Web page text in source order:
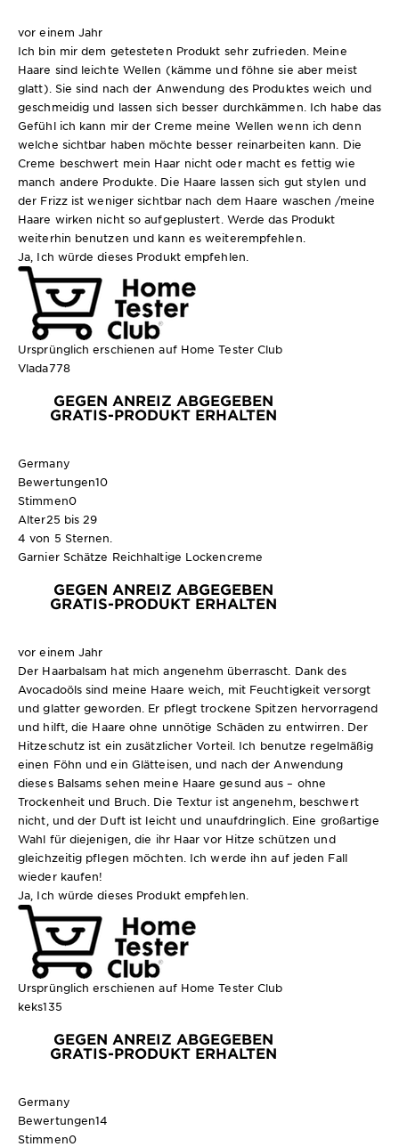
vor einem Jahr
Ich bin mir dem getesteten Produkt sehr zufrieden. Meine
Haare sind leichte Wellen (kämme und föhne sie aber meist
glatt). Sie sind nach der Anwendung des Produktes weich und
geschmeidig und lassen sich besser durchkämmen. Ich habe das
Gefühl ich kann mir der Creme meine Wellen wenn ich denn
welche sichtbar haben möchte besser reinarbeiten kann. Die
Creme beschwert mein Haar nicht oder macht es fettig wie
manch andere Produkte. Die Haare lassen sich gut stylen und
der Frizz ist weniger sichtbar nach dem Haare waschen /meine
Haare wirken nicht so aufgeplustert. Werde das Produkt
weiterhin benutzen und kann es weiterempfehlen.
Ja, Ich würde dieses Produkt empfehlen.
Ursprünglich erschienen auf Home Tester Club
Vlada778
GEGEN ANREIZ ABGEGEBEN
GRATIS-PRODUKT ERHALTEN
Germany
Bewertungen10
Stimmen0
Alter25 bis 29
4 von 5 Sternen.
Garnier Schätze Reichhaltige Lockencreme
GEGEN ANREIZ ABGEGEBEN
GRATIS-PRODUKT ERHALTEN
vor einem Jahr
Der Haarbalsam hat mich angenehm überrascht. Dank des
Avocadoöls sind meine Haare weich, mit Feuchtigkeit versorgt
und glatter geworden. Er pflegt trockene Spitzen hervorragend
und hilft, die Haare ohne unnötige Schäden zu entwirren. Der
Hitzeschutz ist ein zusätzlicher Vorteil. Ich benutze regelmäßig
einen Föhn und ein Glätteisen, und nach der Anwendung
dieses Balsams sehen meine Haare gesund aus – ohne
Trockenheit und Bruch. Die Textur ist angenehm, beschwert
nicht, und der Duft ist leicht und unaufdringlich. Eine großartige
Wahl für diejenigen, die ihr Haar vor Hitze schützen und
gleichzeitig pflegen möchten. Ich werde ihn auf jeden Fall
wieder kaufen!
Ja, Ich würde dieses Produkt empfehlen.
Ursprünglich erschienen auf Home Tester Club
keks135
GEGEN ANREIZ ABGEGEBEN
GRATIS-PRODUKT ERHALTEN
Germany
Bewertungen14
Stimmen0